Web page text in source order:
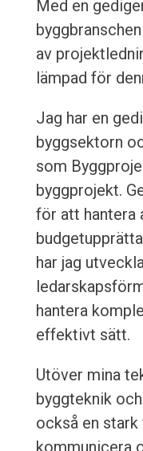
Med en
av
lämpad för
Jag har en
byggsektorn
som
byggprojekt.
för att hantera
har jag
hantera
effektivt sätt.
Utöver mina
byggteknik
också en
kommunicera